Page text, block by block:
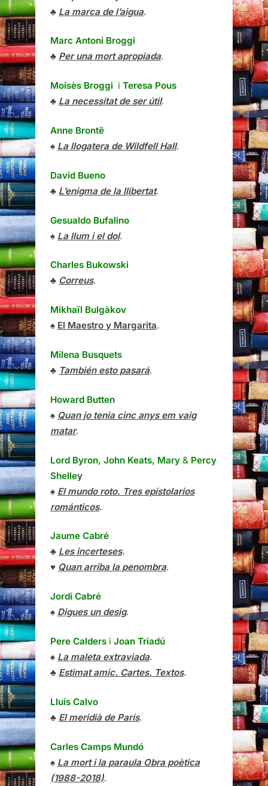
♣ La marca de l’aigua.
Marc Antoni Broggi
♣ Per una mort apropiada.
Moisès Broggi i Teresa Pous
♣ La necessitat de ser útil.
Anne Brontë
♠ La llogatera de Wildfell Hall.
David Bueno
♣ L’enigma de la llibertat.
Gesualdo Bufalino
♠ La llum i el dol.
Charles Bukowski
♣ Correus.
Mikhaïl Bulgàkov
♠ El Maestro y Margarita.
Milena Busquets
♣ También esto pasará.
Howard Butten
♠ Quan jo tenia cinc anys em vaig
matar.
Lord Byron, John Keats, Mary & Percy
Shelley
♠ El mundo roto. Tres epistolarios
románticos.
Jaume Cabré
♣ Les incerteses.
♥ Quan arriba la penombra.
Jordi Cabré
♠ Digues un desig.
Pere Calders i Joan Triadú
♠ La maleta extraviada.
♣ Estimat amic. Cartes. Textos.
Lluís Calvo
♣ El meridià de París.
Carles Camps Mundó
♠ La mort i la paraula Obra poètica
(1988-2018).